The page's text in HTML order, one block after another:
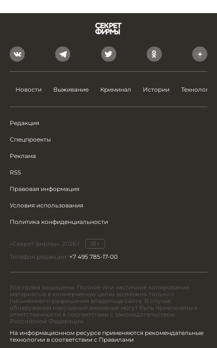
Новости Выживание Криминал Истории Технологии
Редакция
Спецпроекты
Реклама
RSS
Правовая информация
Условия использования
Политика конфиденциальности
«Секрет фирмы», 2026 г.
18+
Телефон редакции: +7 495 785-17-00
Все права защищены. Полное или частичное копирование
материалов в коммерческих целях возможно только с
письменного разрешения владельца сайта. В случае
обнаружения нарушений виновные могут быть привлечены к
ответственности в соответствии с законодательством
Российской Федерации.
На информационном ресурсе применяются рекомендательные
технологии в соответствии с Правилами